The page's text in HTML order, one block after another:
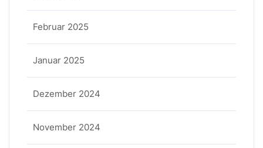
Februar 2025
Januar 2025
Dezember 2024
November 2024